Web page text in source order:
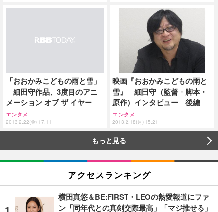
「おおかみこどもの雨と雪」
細田守作品、3度目のアニ
メーション オブ ザ イヤー
エンタメ
2013.2.22(金) 17:11
映画『おおかみこどもの雨と
雪』 細田守（監督・脚本・
原作）インタビュー 後編
エンタメ
2013.2.18(月) 15:21
もっと見る
アクセスランキング
横田真悠＆BE:FIRST・LEOの熱愛報道にファ
ン「同年代との真剣交際最高」「マジ推せる」